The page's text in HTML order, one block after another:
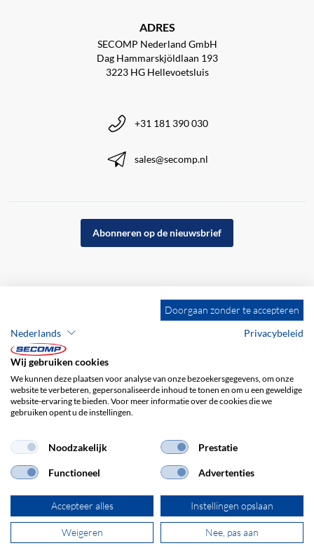
ADRES
SECOMP Nederland GmbH
Dag Hammarskjöldlaan 193
3223 HG Hellevoetsluis
+31 181 390 030
sales@secomp.nl
Abonneren op de nieuwsbrief
Bedrijfsgegevens
Privacybeleid
© 2026 SECOMP Nederland GmbH. Alle rechten voorbehouden.
powered by polynorm
Doorgaan zonder te accepteren
Nederlands
Privacybeleid
Wij gebruiken cookies
We kunnen deze plaatsen voor analyse van onze bezoekersgegevens, om onze
website te verbeteren, gepersonaliseerde inhoud te tonen en om u een geweldige
website-ervaring te bieden. Voor meer informatie over de cookies die we
gebruiken opent u de instellingen.
Noodzakelijk Prestatie
Functioneel Advertenties
Accepteer alles Instellingen opslaan
Weigeren Nee, pas aan